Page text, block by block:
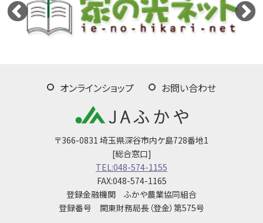
〒366-0831 埼玉県深谷市内ケ島728番地1
[総合窓口]
TEL:048-574-1155
FAX:048-574-1165
登録金融機関 ふかや農業協同組合
登録番号 関東財務局長（登金）第575号
オンラインショップ お問い合わせ